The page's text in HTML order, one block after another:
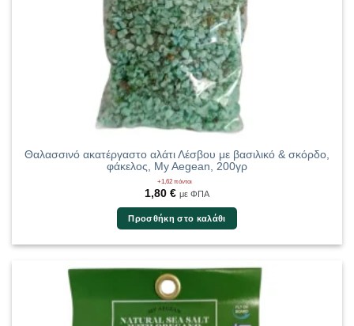
Θαλασσινό ακατέργαστο αλάτι Λέσβου με βασιλικό & σκόρδο,
φάκελος, My Aegean, 200γρ
+1,62 πόντοι
1,80 € με ΦΠΑ
Προσθήκη στο καλάθι